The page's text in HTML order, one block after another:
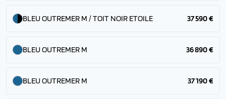
BLEU OUTREMER M / TOIT NOIR ETOILE 37 590 €
BLEU OUTREMER M 36 890 €
BLEU OUTREMER M 37 190 €